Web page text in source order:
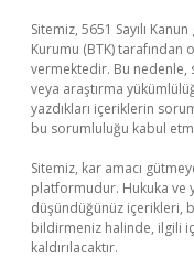
Sitemiz, 5651 Sayılı
Kurumu (BTK) tarafından
vermektedir. Bu
veya araştırma
yazdıkları içeriklerin
bu sorumluluğu kabul
Sitemiz, kar amacı
platformudur. Hukuka ve
düşündüğünüz içerikleri,
bildirmeniz halinde, ilgili
kaldırılacaktır.